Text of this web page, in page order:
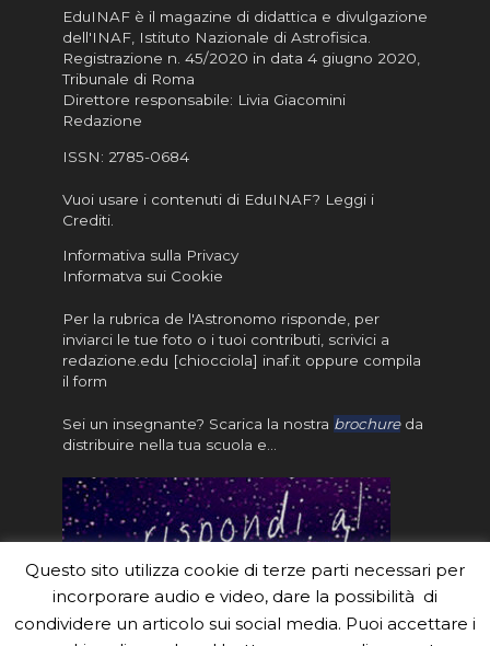
EduINAF è il magazine di didattica e divulgazione
dell'INAF, Istituto Nazionale di Astrofisica.
Registrazione n. 45/2020 in data 4 giugno 2020,
Tribunale di Roma
Direttore responsabile: Livia Giacomini
Redazione
ISSN: 2785-0684
Vuoi usare i contenuti di EduINAF? Leggi i
Crediti.
Informativa sulla Privacy
Informatva sui Cookie
Per la rubrica de l'Astronomo risponde, per
inviarci le tue foto o i tuoi contributi, scrivici a
redazione.edu [chiocciola] inaf.it oppure compila
il form
Sei un insegnante? Scarica la nostra brochureda
distribuire nella tua scuola e…
Questo sito utilizza cookie di terze parti necessari per
incorporare audio e video, dare la possibilità di
condividere un articolo sui social media. Puoi accettare i